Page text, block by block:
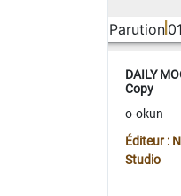
Parution
DAILY
Copy
o-okun
Éditeur :
Studio